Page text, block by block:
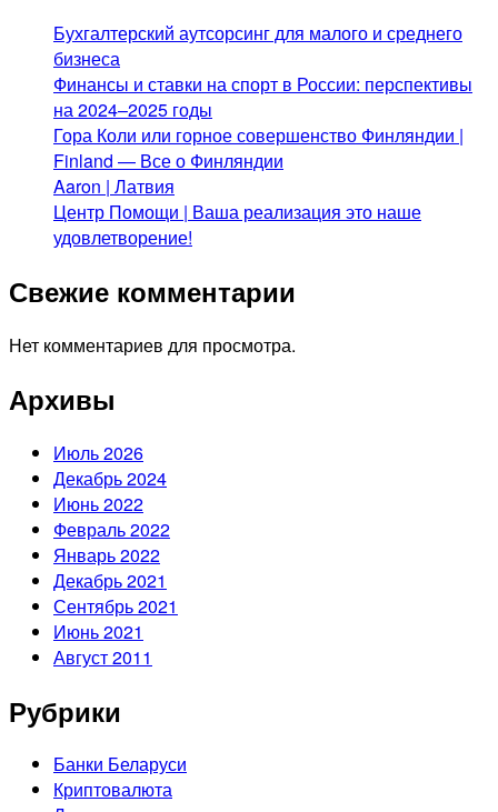
Бухгалтерский аутсорсинг для малого и среднего
бизнеса
Финансы и ставки на спорт в России: перспективы
на 2024–2025 годы
Гора Коли или горное совершенство Финляндии |
Finland — Все о Финляндии
Aaron | Латвия
Центр Помощи | Ваша реализация это наше
удовлетворение!
Свежие комментарии
Нет комментариев для просмотра.
Архивы
Июль 2026
Декабрь 2024
Июнь 2022
Февраль 2022
Январь 2022
Декабрь 2021
Сентябрь 2021
Июнь 2021
Август 2011
Рубрики
Банки Беларуси
Криптовалюта